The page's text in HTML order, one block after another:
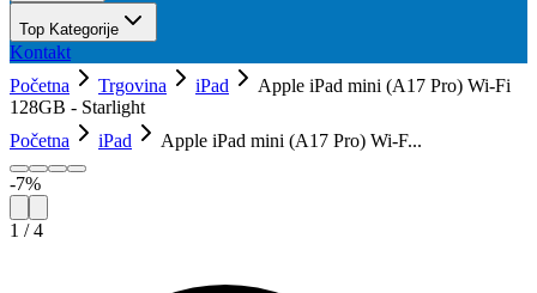
Top Kategorije
Kontakt
Početna
Trgovina iPad
Apple iPad mini (A17 Pro) Wi-Fi
128GB - Starlight
Početna
iPad Apple iPad mini (A17 Pro) Wi-F...
-7%
1 /4